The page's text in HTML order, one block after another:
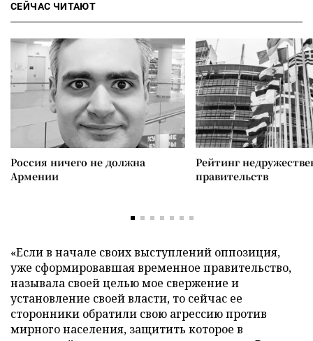
СЕЙЧАС ЧИТАЮТ
Россия ничего не должна
Армении
Рейтинг
правительств
«Если в начале своих выступлений оппозиция,
уже сформировавшая временное правительство,
называла своей целью мое свержение и
установление своей власти, то сейчас ее
сторонники обратили свою агрессию против
мирного населения, защитить которое в